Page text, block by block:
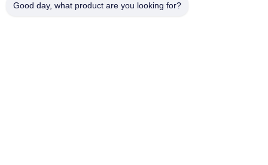
Good day, what product are you looking for?